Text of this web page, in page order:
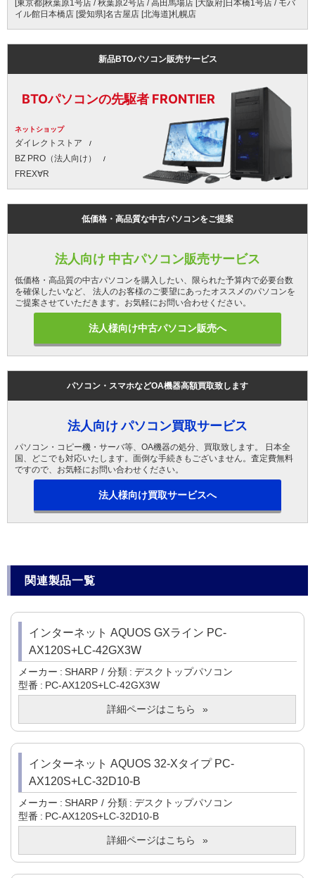
[東京都]秋葉原1号店 / 秋葉原2号店 / 高田馬場店 [大阪府]日本橋1号店 / モバ
イル館日本橋店 [愛知県]名古屋店 [北海道]札幌店
新品BTOパソコン販売サービス
BTOパソコンの先駆者 FRONTIER
ネットショップ
ダイレクトストア
BZ PRO（法人向け）
FREX∀R
低価格・高品質な中古パソコンをご提案
法人向け 中古パソコン販売サービス
低価格・高品質の中古パソコンを購入したい、限られた予算内で必要台数
を確保したいなど、 法人のお客様のご要望にあったオススメのパソコンを
ご提案させていただきます。お気軽にお問い合わせください。
法人様向け中古パソコン販売へ
パソコン・スマホなどOA機器高額買取致します
法人向け パソコン買取サービス
パソコン・コピー機・サーバ等、OA機器の処分、買取致します。 日本全
国、どこでも対応いたします。面倒な手続きもございません。査定費無料
ですので、お気軽にお問い合わせください。
法人様向け買取サービスへ
関連製品一覧
インターネット AQUOS GXライン PC-
AX120S+LC-42GX3W
メーカー SHARP 分類
デスクトップパソコン
型番
PC-AX120S+LC-42GX3W
詳細ページはこちら
インターネット AQUOS 32-Xタイプ PC-
AX120S+LC-32D10-B
メーカー SHARP 分類
デスクトップパソコン
型番
PC-AX120S+LC-32D10-B
詳細ページはこちら